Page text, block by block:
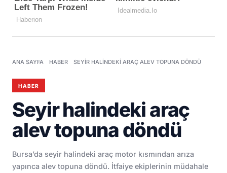
ANA SAYFA HABER SEYIR HALINDEKI ARAÇ ALEV TOPUNA DÖNDÜ
HABER
Seyir halindeki araç
alev topuna döndü
Bursa’da seyir halindeki araç motor kısmından arıza
yapınca alev topuna döndü. İtfaiye ekiplerinin müdahale